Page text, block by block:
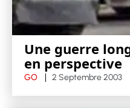
Une guerre
en perspective
GO 2 Septembre 2003